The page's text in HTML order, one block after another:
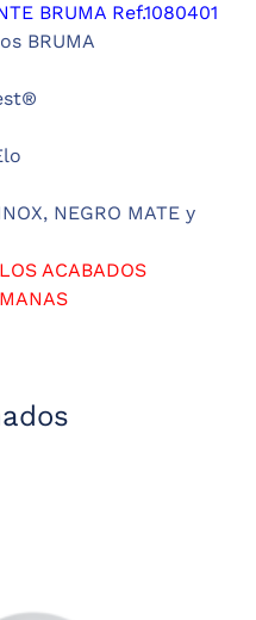
BRUMA Ref.1080401
BRUMA
NEGRO MATE y
ACABADOS